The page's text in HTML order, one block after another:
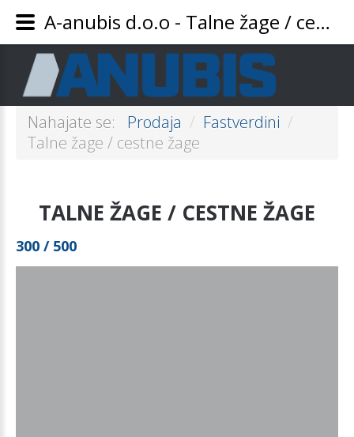
Nahajate se: Prodaja / Fastverdini /
Talne žage / cestne žage
TALNE ŽAGE / CESTNE ŽAGE
300 / 500
A-anubis d.o.o - Talne žage / cestne žage